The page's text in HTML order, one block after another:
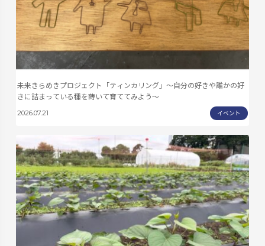
未来きらめきプロジェクト「ティンカリング」～自分の好きや誰かの好
きに詰まっている種を蒔いて育ててみよう～
2026.07.21 イベント